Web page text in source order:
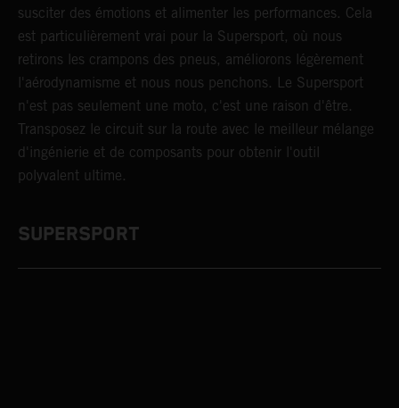
susciter des émotions et alimenter les performances. Cela
est particulièrement vrai pour la Supersport, où nous
retirons les crampons des pneus, améliorons légèrement
l'aérodynamisme et nous nous penchons. Le Supersport
n'est pas seulement une moto, c'est une raison d'être.
Transposez le circuit sur la route avec le meilleur mélange
d'ingénierie et de composants pour obtenir l'outil
polyvalent ultime.
SUPERSPORT